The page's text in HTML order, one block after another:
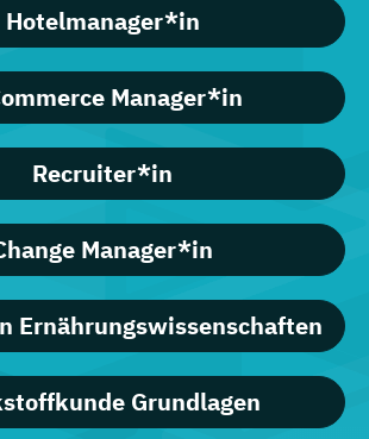
Hotelmanager*in
Manager*in
Recruiter*in
Manager*in
Ernährungswissenschaften
Grundlagen